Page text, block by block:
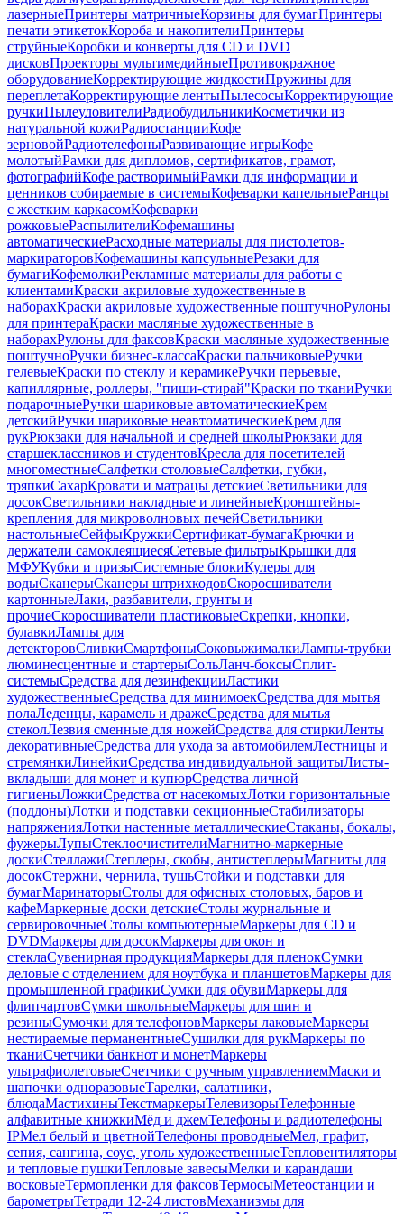
лазерныеПринтеры матричныеКорзины для бумагПринтеры
печати этикетокКороба и накопителиПринтеры
струйныеКоробки и конверты для CD и DVD
дисковПроекторы мультимедийныеПротивокражное
оборудованиеКорректирующие жидкостиПружины для
переплетаКорректирующие лентыПылесосыКорректирующие
ручкиПылеуловителиРадиобудильникиКосметички из
натуральной кожиРадиостанцииКофе
зерновойРадиотелефоныРазвивающие игрыКофе
молотыйРамки для дипломов, сертификатов, грамот,
фотографийКофе растворимыйРамки для информации и
ценников собираемые в системыКофеварки капельныеРанцы
с жестким каркасомКофеварки
рожковыеРаспылителиКофемашины
автоматическиеРасходные материалы для пистолетов-
маркираторовКофемашины капсульныеРезаки для
бумагиКофемолкиРекламные материалы для работы с
клиентамиКраски акриловые художественные в
наборахКраски акриловые художественные поштучноРулоны
для принтераКраски масляные художественные в
наборахРулоны для факсовКраски масляные художественные
поштучноРучки бизнес-классаКраски пальчиковыеРучки
гелевыеКраски по стеклу и керамикеРучки перьевые,
капиллярные, роллеры, "пиши-стирай"Краски по тканиРучки
подарочныеРучки шариковые автоматическиеКрем
детскийРучки шариковые неавтоматическиеКрем для
рукРюкзаки для начальной и средней школыРюкзаки для
старшеклассников и студентовКресла для посетителей
многоместныеСалфетки столовыеСалфетки, губки,
тряпкиСахарКровати и матрацы детскиеСветильники для
досокСветильники накладные и линейныеКронштейны-
крепления для микроволновых печейСветильники
настольныеСейфыКружкиСертификат-бумагаКрючки и
держатели самоклеящиесяСетевые фильтрыКрышки для
МФУКубки и призыСистемные блокиКулеры для
водыСканерыСканеры штрихкодовСкоросшиватели
картонныеЛаки, разбавители, грунты и
прочиеСкоросшиватели пластиковыеСкрепки, кнопки,
булавкиЛампы для
детекторовСливкиСмартфоныСоковыжималкиЛампы-трубки
люминесцентные и стартерыСольЛанч-боксыСплит-
системыСредства для дезинфекцииЛастики
художественныеСредства для минимоекСредства для мытья
полаЛеденцы, карамель и дражеСредства для мытья
стеколЛезвия сменные для ножейСредства для стиркиЛенты
декоративныеСредства для ухода за автомобилемЛестницы и
стремянкиЛинейкиСредства индивидуальной защитыЛисты-
вкладыши для монет и купюрСредства личной
гигиеныЛожкиСредства от насекомыхЛотки горизонтальные
(поддоны)Лотки и подставки секционныеСтабилизаторы
напряженияЛотки настенные металлическиеСтаканы, бокалы,
фужерыЛупыСтеклоочистителиМагнитно-маркерные
доскиСтеллажиСтеплеры, скобы, антистеплерыМагниты для
досокСтержни, чернила, тушьСтойки и подставки для
бумагМаринаторыСтолы для офисных столовых, баров и
кафеМаркерные доски детскиеСтолы журнальные и
сервировочныеСтолы компьютерныеМаркеры для CD и
DVDМаркеры для досокМаркеры для окон и
стеклаСувенирная продукцияМаркеры для пленокСумки
деловые с отделением для ноутбука и планшетовМаркеры для
промышленной графикиСумки для обувиМаркеры для
флипчартовСумки школьныеМаркеры для шин и
резиныСумочки для телефоновМаркеры лаковыеМаркеры
нестираемые перманентныеСушилки для рукМаркеры по
тканиСчетчики банкнот и монетМаркеры
ультрафиолетовыеСчетчики с ручным управлениемМаски и
шапочки одноразовыеТарелки, салатники,
блюдаМастихиныТекстмаркерыТелевизорыТелефонные
алфавитные книжкиМёд и джемТелефоны и радиотелефоны
IPМел белый и цветнойТелефоны проводныеМел, графит,
сепия, сангина, соус, уголь художественныеТепловентиляторы
и тепловые пушкиТепловые завесыМелки и карандаши
восковыеТермопленки для факсовТермосыМетеостанции и
барометрыТетради 12-24 листовМеханизмы для